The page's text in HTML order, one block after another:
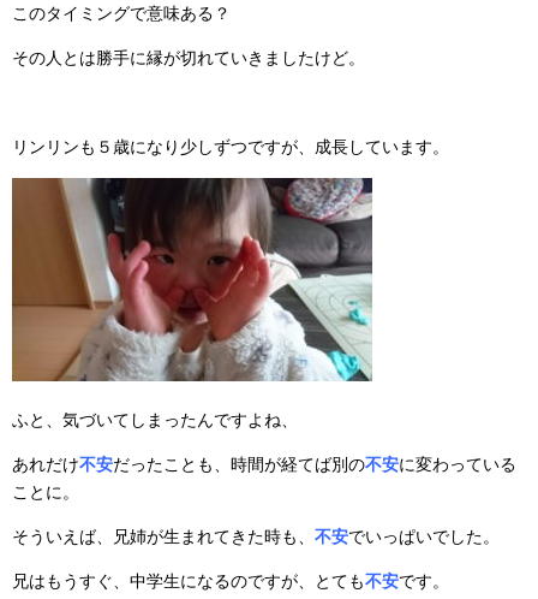
このタイミングで意味ある？
その人とは勝手に縁が切れていきましたけど。
リンリンも５歳になり少しずつですが、成長しています。
ふと、気づいてしまったんですよね、
あれだけ不安だったことも、時間が経てば別の不安に変わっている
ことに。
そういえば、兄姉が生まれてきた時も、 不安でいっぱいでした。
兄はもうすぐ、中学生になるのですが、とても不安です。